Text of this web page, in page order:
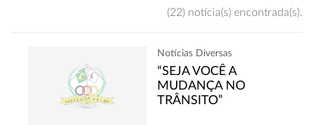
(22) notícia(s) encontrada(s).
Notícias Diversas
“SEJA VOCÊ A
MUDANÇA NO
TRÂNSITO”